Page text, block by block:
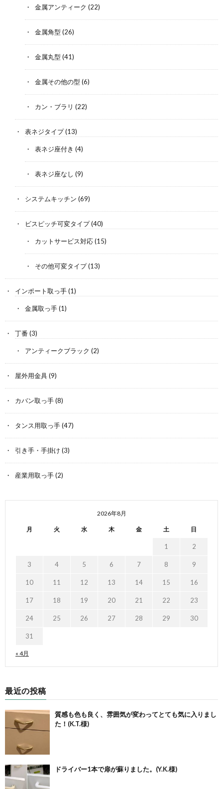
金属アンティーク (22)
金属角型 (26)
金属丸型 (41)
金属その他の型 (6)
カン・ブラリ (22)
表ネジタイプ(13)
表ネジ座付き (4)
表ネジ座なし (9)
システムキッチン (69)
ビスピッチ可変タイプ(40)
カットサービス対応(15)
その他可変タイプ(13)
インポート取っ手(1)
金属取っ手(1)
丁番 (3)
アンティークブラック (2)
屋外用金具(9)
カバン取っ手(8)
タンス用取っ手(47)
引き手・手掛け (3)
産業用取っ手(2)
2026年8月
月 火 水 木 金 土 日
« 4月
1 2
3 4 5 6 7 8 9
10 11 12 13 14 15 16
17 18 19 20 21 22 23
24 25 26 27 28 29 30
31
最近の投稿
質感も色も良く、雰囲気が変わってとても気に入りまし
た！(K.T.様)
ドライバー1本で扉が蘇りました。(Y.K.様)